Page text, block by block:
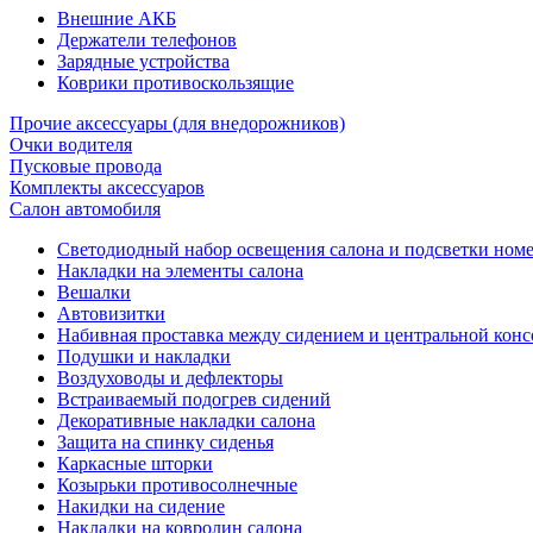
Внешние АКБ
Держатели телефонов
Зарядные устройства
Коврики противоскользящие
Прочие аксессуары (для внедорожников)
Очки водителя
Пусковые провода
Комплекты аксессуаров
Салон автомобиля
Светодиодный набор освещения салона и подсветки
Накладки на элементы салона
Вешалки
Автовизитки
Набивная проставка между сидением и центральной
Подушки и накладки
Воздуховоды и дефлекторы
Встраиваемый подогрев сидений
Декоративные накладки салона
Защита на спинку сиденья
Каркасные шторки
Козырьки противосолнечные
Накидки на сидение
Накладки на ковролин салона